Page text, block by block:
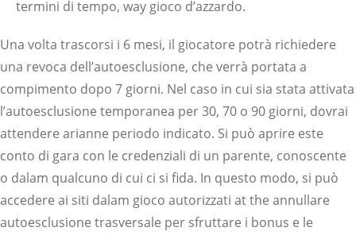
termini di tempo, way gioco d’azzardo.
Una volta trascorsi i 6 mesi, il giocatore potrà richiedere
una revoca dell’autoesclusione, che verrà portata a
compimento dopo 7 giorni. Nel caso in cui sia stata attivata
l’autoesclusione temporanea per 30, 70 o 90 giorni, dovrai
attendere arianne periodo indicato. Si può aprire este
conto di gara con le credenziali di un parente, conoscente
o dalam qualcuno di cui ci si fida. In questo modo, si può
accedere ai siti dalam gioco autorizzati at the annullare
autoesclusione trasversale per sfruttare i bonus e le